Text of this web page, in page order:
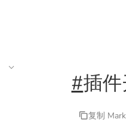
#插
复制